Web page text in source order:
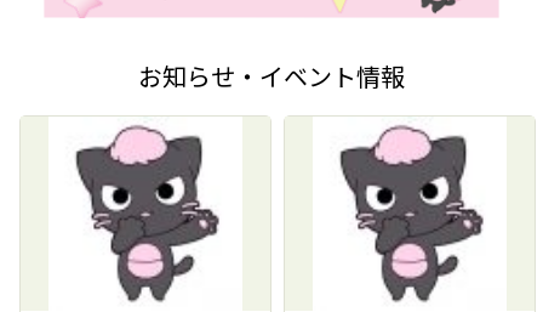
お知らせ・イベント情報